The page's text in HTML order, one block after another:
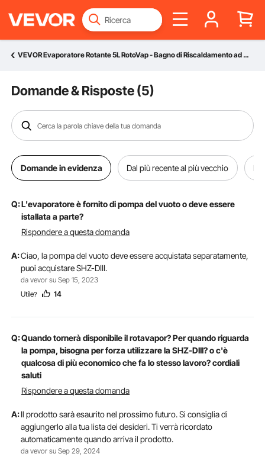
VEVOR Evaporatore Rotante 5L RotoVap - Bagno di Riscaldamento ad Acqua Riscaldante con Evaporatore Rotante 180 Lab RE-501 per un'efficace Rimozione dei Solventi
Domande & Risposte (5)
Domande in evidenza Dal più recente al più vecchio
Q:L'evaporatore è fornito di pompa del vuoto o deve essere
istallata a parte?
Rispondere a questa domanda
A:Ciao, la pompa del vuoto deve essere acquistata separatamente,
puoi acquistare SHZ-DIII.
da vevor su Sep 15, 2023
Utile? 14
Q:Quando tornerà disponibile il rotavapor? Per quando riguarda
la pompa, bisogna per forza utilizzare la SHZ-DIII? o c'è
qualcosa di più economico che fa lo stesso lavoro? cordiali
saluti
Rispondere a questa domanda
A:Il prodotto sarà esaurito nel prossimo futuro. Si consiglia di
aggiungerlo alla tua lista dei desideri. Ti verrà ricordato
automaticamente quando arriva il prodotto.
da vevor su Sep 29, 2024